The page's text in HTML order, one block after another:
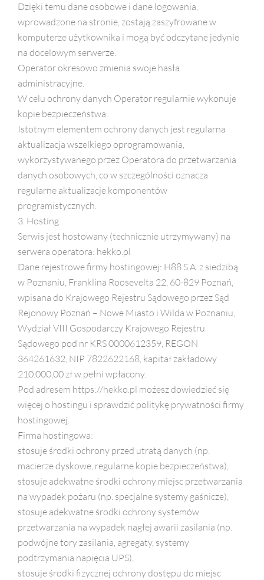
Dzięki temu dane osobowe i dane logowania,
wprowadzone na stronie, zostają zaszyfrowane w
komputerze użytkownika i mogą być odczytane jedynie
na docelowym serwerze.
Operator okresowo zmienia swoje hasła
administracyjne.
W celu ochrony danych Operator regularnie wykonuje
kopie bezpieczeństwa.
Istotnym elementem ochrony danych jest regularna
aktualizacja wszelkiego oprogramowania,
wykorzystywanego przez Operatora do przetwarzania
danych osobowych, co w szczególności oznacza
regularne aktualizacje komponentów
programistycznych.
3. Hosting
Serwis jest hostowany (technicznie utrzymywany) na
serwera operatora: hekko.pl
Dane rejestrowe firmy hostingowej: H88 S.A. z siedzibą
w Poznaniu, Franklina Roosevelta 22, 60-829 Poznań,
wpisana do Krajowego Rejestru Sądowego przez Sąd
Rejonowy Poznań – Nowe Miasto i Wilda w Poznaniu,
Wydział VIII Gospodarczy Krajowego Rejestru
Sądowego pod nr KRS 0000612359, REGON
364261632, NIP 7822622168, kapitał zakładowy
210.000,00 zł w pełni wpłacony.
Pod adresem https://hekko.pl możesz dowiedzieć się
więcej o hostingu i sprawdzić politykę prywatności firmy
hostingowej.
Firma hostingowa:
stosuje środki ochrony przed utratą danych (np.
macierze dyskowe, regularne kopie bezpieczeństwa),
stosuje adekwatne środki ochrony miejsc przetwarzania
na wypadek pożaru (np. specjalne systemy gaśnicze),
stosuje adekwatne środki ochrony systemów
przetwarzania na wypadek nagłej awarii zasilania (np.
podwójne tory zasilania, agregaty, systemy
podtrzymania napięcia UPS),
stosuje środki fizycznej ochrony dostępu do miejsc